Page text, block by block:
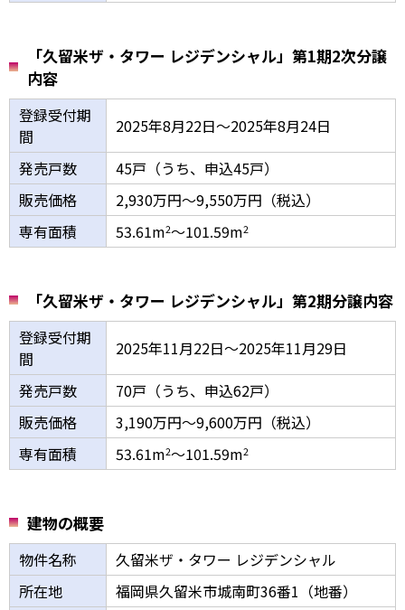
「久留米ザ・タワー レジデンシャル」第1期2次分譲
内容
登録受付期
間
2025年8月22日～2025年8月24日
発売戸数
45戸（うち、申込45戸）
販売価格
2,930万円～9,550万円（税込）
専有面積
53.61m2～101.59m2
「久留米ザ・タワー レジデンシャル」第2期分譲内容
登録受付期
間
2025年11月22日～2025年11月29日
発売戸数
70戸（うち、申込62戸）
販売価格
3,190万円～9,600万円（税込）
専有面積
53.61m2～101.59m2
建物の概要
物件名称
久留米ザ・タワー レジデンシャル
所在地
福岡県久留米市城南町36番1（地番）